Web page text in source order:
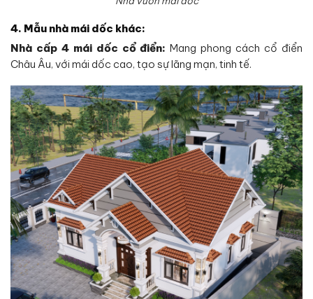
4. Mẫu nhà mái dốc khác:
Nhà cấp 4 mái dốc cổ điển: Mang phong cách cổ điển
Châu Âu, với mái dốc cao, tạo sự lãng mạn, tinh tế.